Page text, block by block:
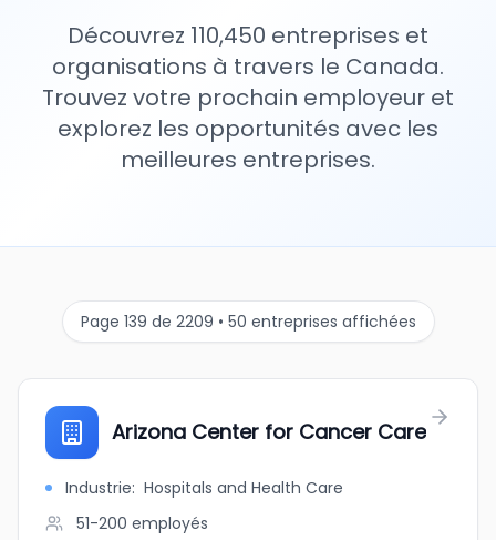
Découvrez 110,450 entreprises et
organisations à travers le Canada.
Trouvez votre prochain employeur et
explorez les opportunités avec les
meilleures entreprises.
Page 139 de 2209 • 50 entreprises affichées
Arizona Center for Cancer Care
Industrie: Hospitals and Health Care
51-200 employés